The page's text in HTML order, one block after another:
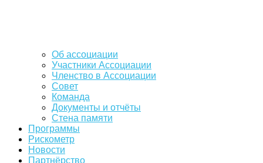
Об ассоциации
Участники Ассоциации
Членство в Ассоциации
Совет
Команда
Документы и отчёты
Стена памяти
Программы
Рискометр
Новости
Партнёрство